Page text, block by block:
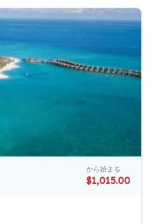
から始まる
$1,015.00